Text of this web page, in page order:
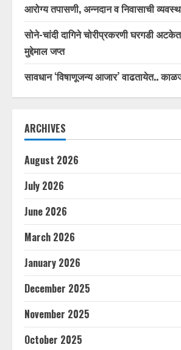
आरोग्य तपासणी, अन्नदान व निवासाची
सोने-चांदी दागिने चोरीप्रकरणी घरगडी
मुद्देमाल जप्त
सावधान ‘विषाणूजन्य आजार’ वाढतायेत..
ARCHIVES
August 2026
July 2026
June 2026
March 2026
January 2026
December 2025
November 2025
October 2025